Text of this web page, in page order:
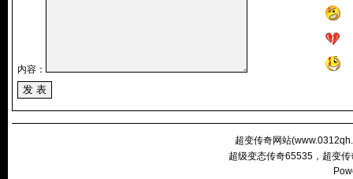
内容：
超变传奇网站(
超级变态传奇65535，超变